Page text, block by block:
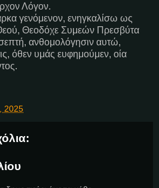
Λόγον.
γενόμενον, ενηγκαλίσω ως
Θεοδόχε Συμεών Πρεσβύτα
ανθομολόγησιν αυτώ,
όθεν υμάς ευφημούμεν, οία
2025